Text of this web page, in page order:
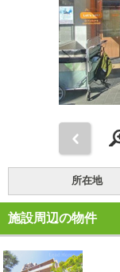
所在地
施設周辺の物件